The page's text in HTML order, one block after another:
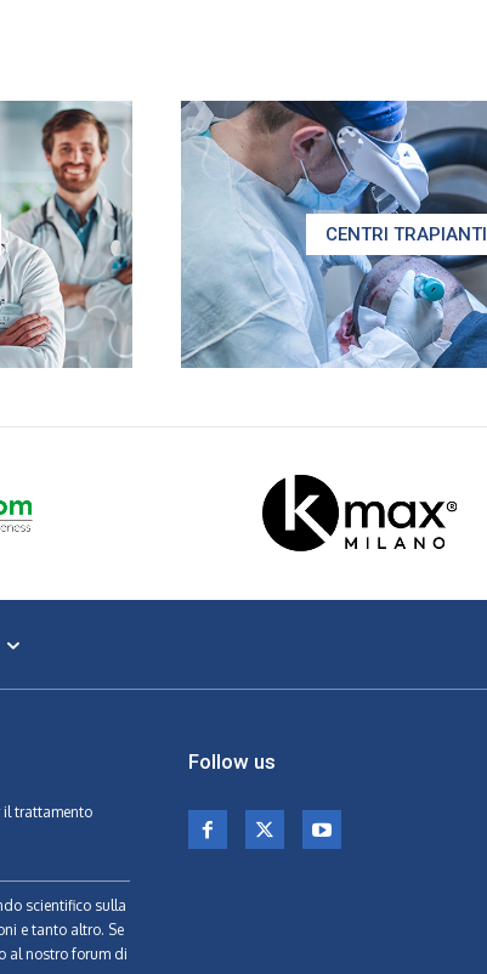
CENTRI TRAPIANTI
trattamento
scientifico sulla
e tanto altro. Se
al nostro forum di
Follow us